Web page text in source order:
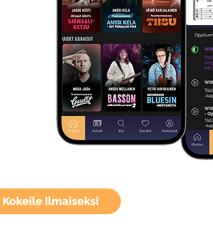
Kokeile Ilmaiseksi